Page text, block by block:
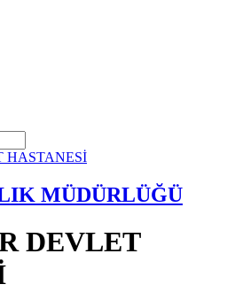
MÜDÜRLÜĞÜ
DEVLET